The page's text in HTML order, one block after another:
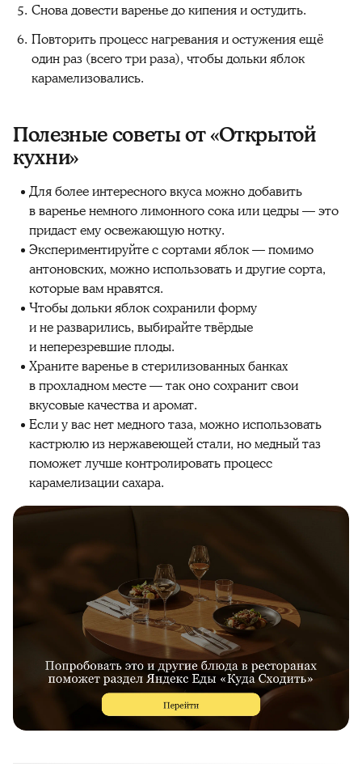
Снова довести варенье до кипения и остудить.
Повторить процесс нагревания и остужения ещё
один раз (всего три раза), чтобы дольки яблок
карамелизовались.
Полезные советы от «Открытой
кухни»
Для более интересного вкуса можно добавить
в варенье немного лимонного сока или цедры — это
придаст ему освежающую нотку.
Экспериментируйте с сортами яблок — помимо
антоновских, можно использовать и другие сорта,
которые вам нравятся.
Чтобы дольки яблок сохранили форму
и не разварились, выбирайте твёрдые
и неперезревшие плоды.
Храните варенье в стерилизованных банках
в прохладном месте — так оно сохранит свои
вкусовые качества и аромат.
Если у вас нет медного таза, можно использовать
кастрюлю из нержавеющей стали, но медный таз
поможет лучше контролировать процесс
карамелизации сахара.